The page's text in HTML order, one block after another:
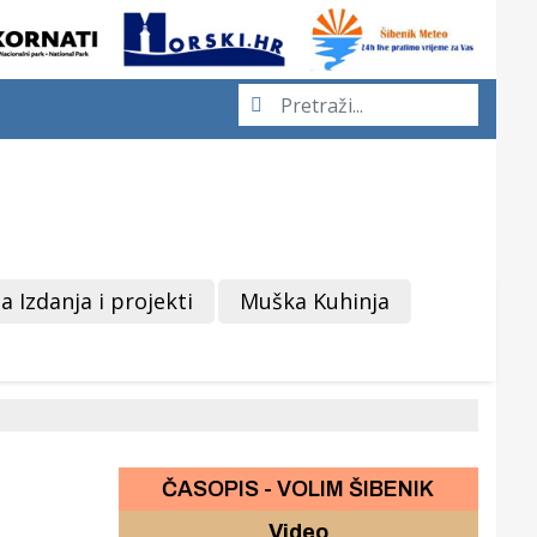
Izdanja i projekti
Muška Kuhinja
ČASOPIS - VOLIM ŠIBENIK
Video